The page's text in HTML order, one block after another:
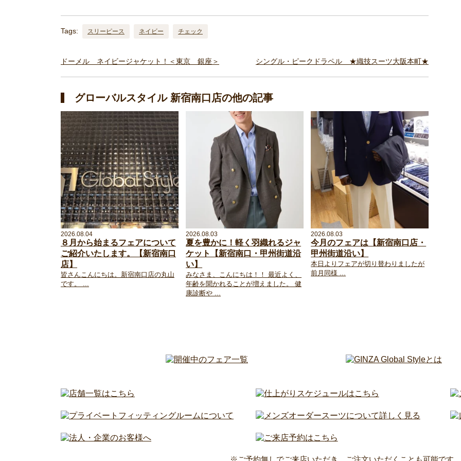
Tags: スリーピース ネイビー チェック
ドーメル ネイビージャケット！＜東京 銀座＞ シングル・ピークドラペル ★織技スーツ大阪本町★
グローバルスタイル 新宿南口店の他の記事
2026.08.04
８月から始まるフェアについて
ご紹介いたします。【新宿南口
店】
皆さんこんにちは。新宿南口店の丸山
です。 ...
2026.08.03
夏を豊かに！軽く羽織れるジャ
ケット【新宿南口・甲州街道沿
い】
みなさま、こんにちは！！ 最近よく、
年齢を聞かれることが増えました。 健
康診断や ...
2026.08.03
今月のフェアは【新宿南口店・
甲州街道沿い】
本日よりフェアが切り替わりましたが
前月同様 ...